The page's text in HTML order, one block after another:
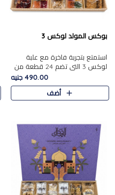
بوكس المولد لوكس 3
استمتع بتجربة فاخرة مع علبة
لوكس 3 التي تضم 24 قطعة من
أشهر حلويات المولد الشرقية
المختارة بعناية. تحتوي التشكيلة
على الجزرية بالفول، والملب..
490.00 جنيه
أضف